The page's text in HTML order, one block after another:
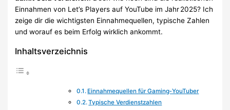
Einnahmen von Let’s Players auf YouTube im Jahr 2025? Ich
zeige dir die wichtigsten Einnahmequellen, typische Zahlen
und worauf es beim Erfolg wirklich ankommt.
Inhaltsverzeichnis
Einnahmequellen für Gaming‑YouTuber
Typische Verdienstzahlen